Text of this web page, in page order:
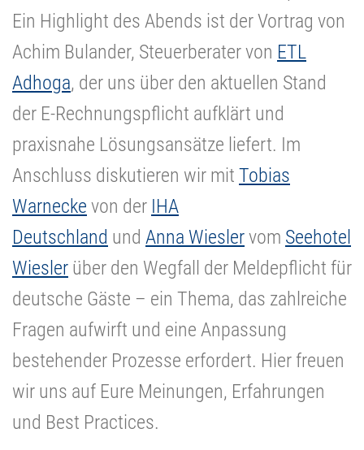
Ein Highlight des Abends ist der Vortrag von
Achim Bulander, Steuerberater von ETL
Adhoga, der uns über den aktuellen Stand
der E-Rechnungspflicht aufklärt und
praxisnahe Lösungsansätze liefert. Im
Anschluss diskutieren wir mit Tobias
Warnecke von der IHA
Deutschland und Anna Wieslervom Seehotel
Wiesler über den Wegfall der Meldepflicht für
deutsche Gäste – ein Thema, das zahlreiche
Fragen aufwirft und eine Anpassung
bestehender Prozesse erfordert. Hier freuen
wir uns auf Eure Meinungen, Erfahrungen
und Best Practices.